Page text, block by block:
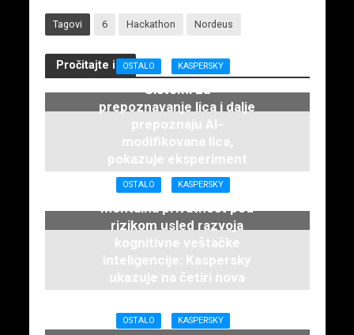
Tagovi 6 Hackathon Nordeus
Pročitajte i...OSTALO KASPERSKY
Sistemi za
prepoznavanje lica i dalje
prepoznaju AI-
modifikovana lica,
pokazuje eksperiment
kompanije Kaspersky
21. maja 2026.
OSTALO KASPERSKY
Mentalna privatnost pod
rizikom usled razvoja
kognitivne veštačke
inteligencije: Kaspersky
ukazuje na četiri nova
rizika
21. maja 2026.
OSTALO KASPERSKY